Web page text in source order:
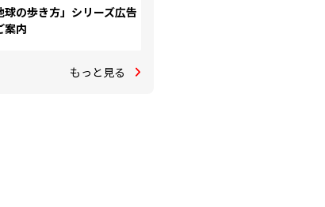
球の歩き方」シリーズ広告
案内
もっと見る